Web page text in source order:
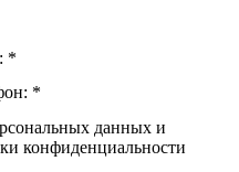
*
*
данных и
конфиденциальности